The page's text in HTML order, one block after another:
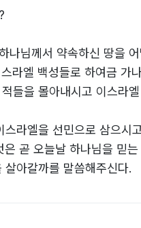
나님께서 약속하신 땅을
라엘 백성들로 하여금 가
들을 몰아내시고 이스라
라엘을 선민으로 삼으시
곧 오늘날 하나님을 믿
아갈까를 말씀해주신다.